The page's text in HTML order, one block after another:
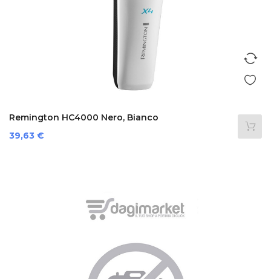
Remington HC4000 Nero, Bianco
Prezzo
39,63 €